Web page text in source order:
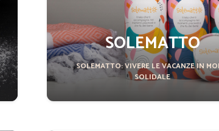
SOLEMATTO
SOLEMATTO: VIVERE LE VACANZE IN
SOLIDALE